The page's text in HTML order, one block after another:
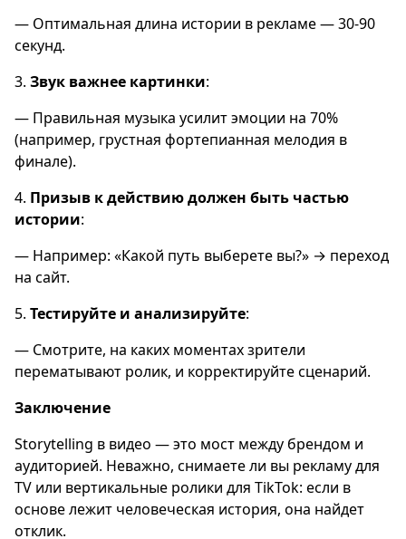
— Оптимальная длина истории в рекламе — 30-90
секунд.
3. Звук важнее картинки:
— Правильная музыка усилит эмоции на 70%
(например, грустная фортепианная мелодия в
финале).
4. Призыв к действию должен быть частью
истории:
— Например: «Какой путь выберете вы?» → переход
на сайт.
5. Тестируйте и анализируйте:
— Смотрите, на каких моментах зрители
перематывают ролик, и корректируйте сценарий.
Заключение
Storytelling в видео — это мост между брендом и
аудиторией. Неважно, снимаете ли вы рекламу для
TV или вертикальные ролики для TikTok: если в
основе лежит человеческая история, она найдет
отклик.